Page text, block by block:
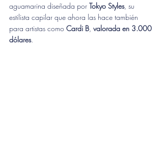
aguamarina diseñada por Tokyo Styles, su
estilista capilar que ahora las hace también
para artistas como Cardi B, valorada en 3.000
dólares.